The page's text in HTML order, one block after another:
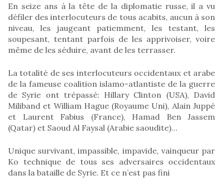
En seize ans à la tête de la diplomatie russe, il a vu
défiler des interlocuteurs de tous acabits, aucun à son
niveau, les jaugeant patiemment, les testant, les
soupesant, tentant parfois de les apprivoiser, voire
même de les séduire, avant de les terrasser.
La totalité de ses interlocuteurs occidentaux et arabe
de la fameuse coalition islamo-atlantiste de la guerre
de Syrie ont trépassé: Hillary Clinton (USA), David
Miliband et William Hague (Royaume Uni), Alain Juppé
et Laurent Fabius (France), Hamad Ben Jassem
(Qatar) et Saoud Al Faysal (Arabie saoudite)…
Unique survivant, impassible, impavide, vainqueur par
Ko technique de tous ses adversaires occidentaux
dans la bataille de Syrie. Et ce n’est pas fini